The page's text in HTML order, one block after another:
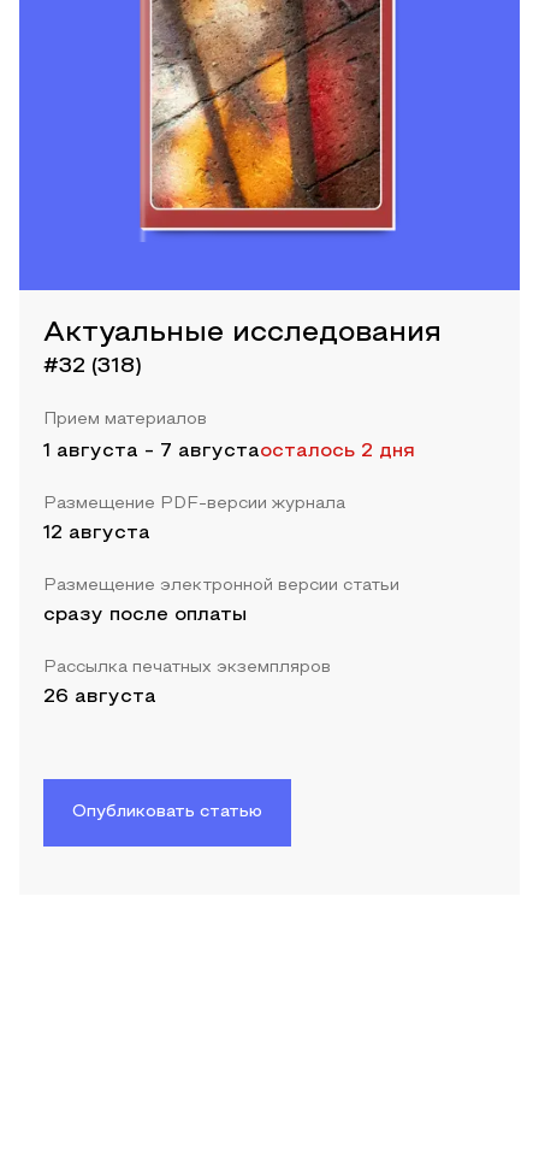
Актуальные исследования
#32 (318)
Прием материалов
1 августа - 7 августаосталось 2 дня
Размещение PDF-версии журнала
12 августа
Размещение электронной версии статьи
сразу после оплаты
Рассылка печатных экземпляров
26 августа
Опубликовать статью